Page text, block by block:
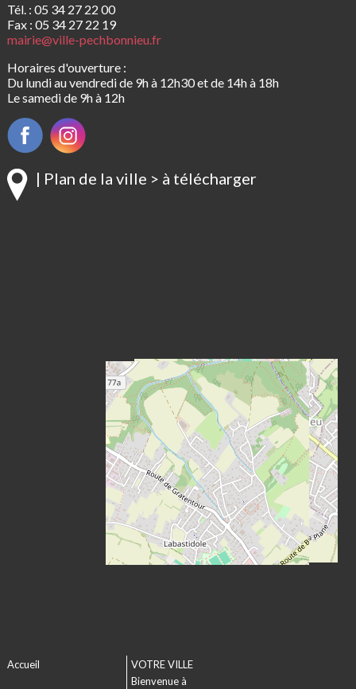
Tél. : 05 34 27 22 00
Fax : 05 34 27 22 19
mairie@ville-pechbonnieu.fr
Horaires d'ouverture :
Du lundi au vendredi de 9h à 12h30 et de 14h à 18h
Le samedi de 9h à 12h
| Plan de la ville > à télécharger
Accueil
VOTRE VILLE
Bienvenue à